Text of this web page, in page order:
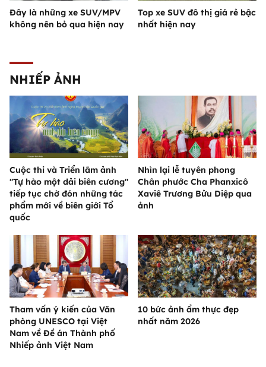
Đây là những xe SUV/MPV
không nên bỏ qua hiện nay
Top xe SUV đô thị giá rẻ bậc
nhất hiện nay
NHIẾP ẢNH
Cuộc thi và Triển lãm ảnh
"Tự hào một dải biên cương"
tiếp tục chờ đón những tác
phẩm mới về biên giới Tổ
quốc
Nhìn lại lễ tuyên phong
Chân phước Cha Phanxicô
Xaviê Trương Bửu Diệp qua
ảnh
Tham vấn ý kiến của Văn
phòng UNESCO tại Việt
Nam về Đề án Thành phố
Nhiếp ảnh Việt Nam
10 bức ảnh ẩm thực đẹp
nhất năm 2026